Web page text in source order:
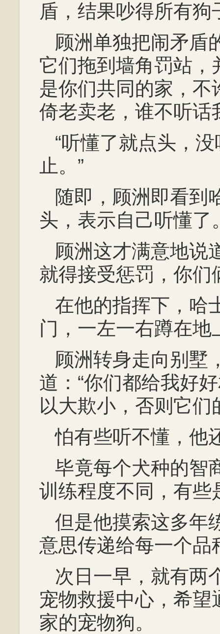
盾，结果吵得所有狗
顾洲单独把闹矛盾
它们拖到墙角罚站，
是你们共同的家，
倚老卖老，谁不听话
“听懂了就点头，
止。”
随即，顾洲即看到
头，表示自己听懂了
顾洲这才满意地说
就得接受惩罚，你们
在他的指挥下，哈
门，一左一右蹲在地
顾洲转身走向别墅
道：“你们都给我好
以大欺小，否则它们
怕有些听不懂，他
毕竟每个犬种的智
训练程度不同，有些
但是他摸索这多年
意思传递给每一个品
次日一早，就有两
宠物救援中心，希
家的宠物狗。